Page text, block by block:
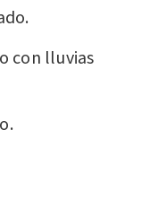
con lluvias